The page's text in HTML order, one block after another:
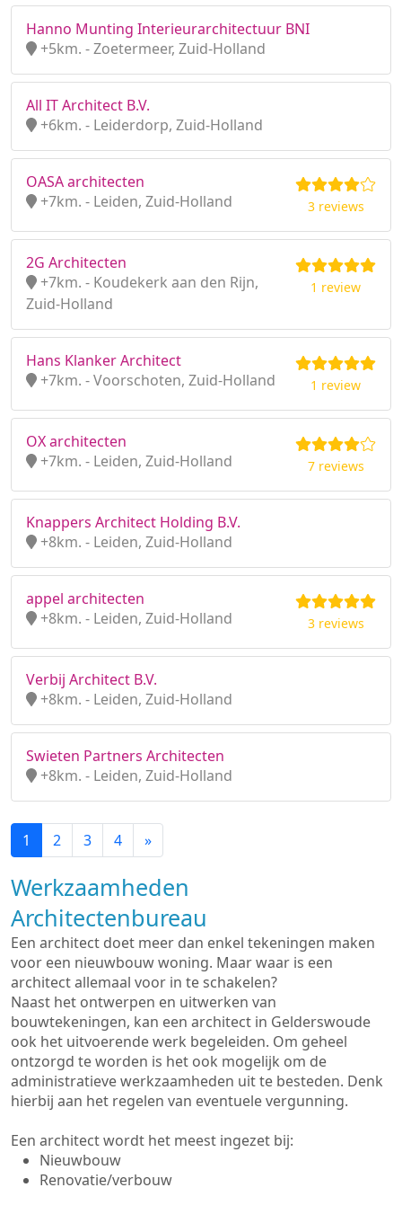
Hanno Munting Interieurarchitectuur BNI
+5km. - Zoetermeer, Zuid-Holland
All IT Architect B.V.
+6km. - Leiderdorp, Zuid-Holland
OASA architecten
+7km. - Leiden, Zuid-Holland
3 reviews
2G Architecten
+7km. - Koudekerk aan den Rijn,
Zuid-Holland
1 review
Hans Klanker Architect
+7km. - Voorschoten, Zuid-Holland
1 review
OX architecten
+7km. - Leiden, Zuid-Holland
7 reviews
Knappers Architect Holding B.V.
+8km. - Leiden, Zuid-Holland
appel architecten
+8km. - Leiden, Zuid-Holland
3 reviews
Verbij Architect B.V.
+8km. - Leiden, Zuid-Holland
Swieten Partners Architecten
+8km. - Leiden, Zuid-Holland
1 2 3 4 »
Werkzaamheden
Architectenbureau
Een architect doet meer dan enkel tekeningen maken
voor een nieuwbouw woning. Maar waar is een
architect allemaal voor in te schakelen?
Naast het ontwerpen en uitwerken van
bouwtekeningen, kan een architect in Gelderswoude
ook het uitvoerende werk begeleiden. Om geheel
ontzorgd te worden is het ook mogelijk om de
administratieve werkzaamheden uit te besteden. Denk
hierbij aan het regelen van eventuele vergunning.
Een architect wordt het meest ingezet bij:
Nieuwbouw
Renovatie/verbouw